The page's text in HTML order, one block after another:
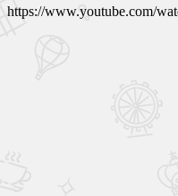
https://www.youtube.com/